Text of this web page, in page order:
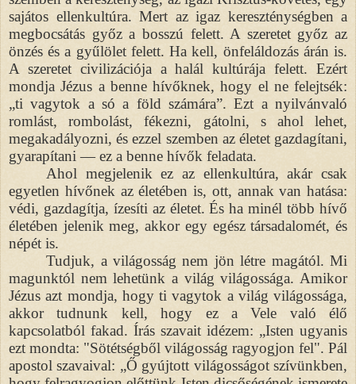
sajátos ellenkultúra. Mert az igaz kereszténységben a
megbocsátás győz a bosszú felett. A szeretet győz az
önzés és a gyűlölet felett. Ha kell, önfeláldozás árán is.
A szeretet civilizációja a halál kultúrája felett. Ezért
mondja Jézus a benne hívőknek, hogy el ne felejtsék:
„ti vagytok a só a föld számára”. Ezt a nyilvánvaló
romlást, rombolást, fékezni, gátolni, s ahol lehet,
megakadályozni, és ezzel szemben az életet gazdagítani,
gyarapítani — ez a benne hívők feladata.
Ahol megjelenik ez az ellenkultúra, akár csak
egyetlen hívőnek az életében is, ott, annak van hatása:
védi, gazdagítja, ízesíti az életet. És ha minél több hívő
életében jelenik meg, akkor egy egész társadalomét, és
népét is.
Tudjuk, a világosság nem jön létre magától. Mi
magunktól nem lehetünk a világ világossága. Amikor
Jézus azt mondja, hogy ti vagytok a világ világossága,
akkor tudnunk kell, hogy ez a Vele való élő
kapcsolatból fakad. Írás szavait idézem: „Isten ugyanis
ezt mondta: "Sötétségből világosság ragyogjon fel". Pál
apostol szavaival: „Ő gyújtott világosságot szívünkben,